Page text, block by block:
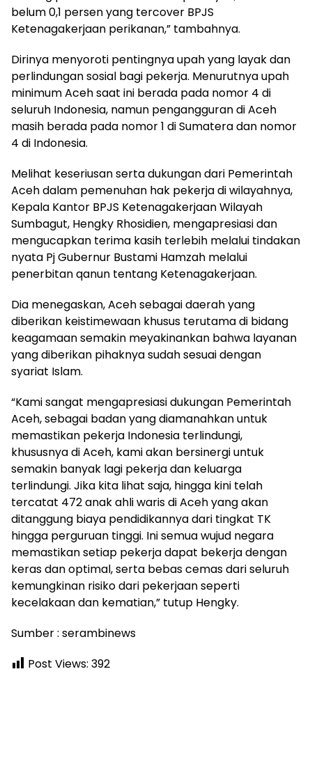
belum 0,1 persen yang tercover BPJS
Ketenagakerjaan perikanan,” tambahnya.
Dirinya menyoroti pentingnya upah yang layak dan
perlindungan sosial bagi pekerja. Menurutnya upah
minimum Aceh saat ini berada pada nomor 4 di
seluruh Indonesia, namun pengangguran di Aceh
masih berada pada nomor 1 di Sumatera dan nomor
4 di Indonesia.
Melihat keseriusan serta dukungan dari Pemerintah
Aceh dalam pemenuhan hak pekerja di wilayahnya,
Kepala Kantor BPJS Ketenagakerjaan Wilayah
Sumbagut, Hengky Rhosidien, mengapresiasi dan
mengucapkan terima kasih terlebih melalui tindakan
nyata Pj Gubernur Bustami Hamzah melalui
penerbitan qanun tentang Ketenagakerjaan.
Dia menegaskan, Aceh sebagai daerah yang
diberikan keistimewaan khusus terutama di bidang
keagamaan semakin meyakinankan bahwa layanan
yang diberikan pihaknya sudah sesuai dengan
syariat Islam.
“Kami sangat mengapresiasi dukungan Pemerintah
Aceh, sebagai badan yang diamanahkan untuk
memastikan pekerja Indonesia terlindungi,
khususnya di Aceh, kami akan bersinergi untuk
semakin banyak lagi pekerja dan keluarga
terlindungi. Jika kita lihat saja, hingga kini telah
tercatat 472 anak ahli waris di Aceh yang akan
ditanggung biaya pendidikannya dari tingkat TK
hingga perguruan tinggi. Ini semua wujud negara
memastikan setiap pekerja dapat bekerja dengan
keras dan optimal, serta bebas cemas dari seluruh
kemungkinan risiko dari pekerjaan seperti
kecelakaan dan kematian,” tutup Hengky.
Sumber : serambinews
Post Views: 392